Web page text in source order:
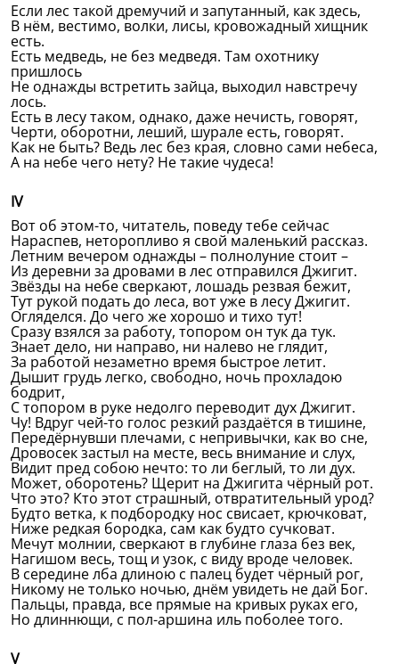
Если лес такой дремучий и запутанный, как здесь,
В нём, вестимо, волки, лисы, кровожадный хищник
есть.
Есть медведь, не без медведя. Там охотнику
пришлось
Не однажды встретить зайца, выходил навстречу
лось.
Есть в лесу таком, однако, даже нечисть, говорят,
Черти, оборотни, леший, шурале есть, говорят.
Как не быть? Ведь лес без края, словно сами небеса,
А на небе чего нету? Не такие чудеса!
IV
Вот об этом-то, читатель, поведу тебе сейчас
Нараспев, неторопливо я свой маленький рассказ.
Летним вечером однажды – полнолуние стоит –
Из деревни за дровами в лес отправился Джигит.
Звёзды на небе сверкают, лошадь резвая бежит,
Тут рукой подать до леса, вот уже в лесу Джигит.
Огляделся. До чего же хорошо и тихо тут!
Сразу взялся за работу, топором он тук да тук.
Знает дело, ни направо, ни налево не глядит,
За работой незаметно время быстрое летит.
Дышит грудь легко, свободно, ночь прохладою
бодрит,
С топором в руке недолго переводит дух Джигит.
Чу! Вдруг чей-то голос резкий раздаётся в тишине,
Передёрнувши плечами, с непривычки, как во сне,
Дровосек застыл на месте, весь внимание и слух,
Видит пред собою нечто: то ли беглый, то ли дух.
Может, оборотень? Щерит на Джигита чёрный рот.
Что это? Кто этот страшный, отвратительный урод?
Будто ветка, к подбородку нос свисает, крючковат,
Ниже редкая бородка, сам как будто сучковат.
Мечут молнии, сверкают в глубине глаза без век,
Нагишом весь, тощ и узок, с виду вроде человек.
В середине лба длиною с палец будет чёрный рог,
Никому не только ночью, днём увидеть не дай Бог.
Пальцы, правда, все прямые на кривых руках его,
Но длиннющи, с пол-аршина иль поболее того.
V